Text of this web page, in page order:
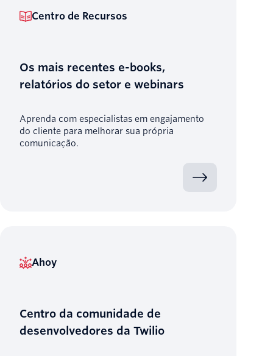
Centro de Recursos
Os mais recentes e-books,
relatórios do setor e webinars
Aprenda com especialistas em engajamento
do cliente para melhorar sua própria
comunicação.
Ahoy
Centro da comunidade de
desenvolvedores da Twilio